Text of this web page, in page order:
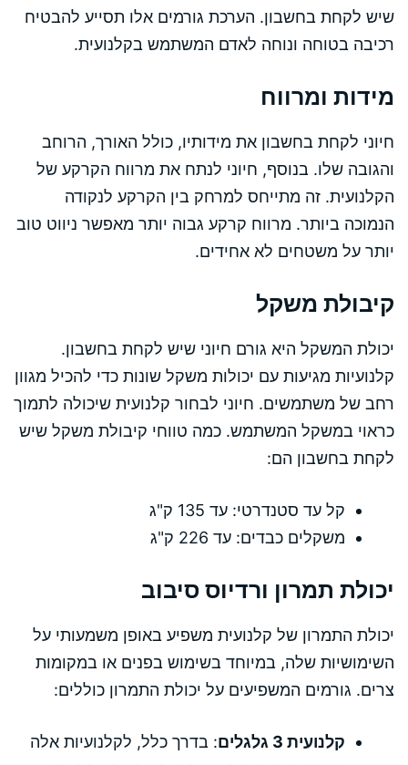
שיש לקחת בחשבון. הערכת גורמים אלו תסייע להבטיח
רכיבה בטוחה ונוחה לאדם המשתמש בקלנועית.
מידות ומרווח
חיוני לקחת בחשבון את מידותיו, כולל האורך, הרוחב
והגובה שלו. בנוסף, חיוני לנתח את מרווח הקרקע של
הקלנועית. זה מתייחס למרחק בין הקרקע לנקודה
הנמוכה ביותר. מרווח קרקע גבוה יותר מאפשר ניווט טוב
יותר על משטחים לא אחידים.
קיבולת משקל
יכולת המשקל היא גורם חיוני שיש לקחת בחשבון.
קלנועיות מגיעות עם יכולות משקל שונות כדי להכיל מגוון
רחב של משתמשים. חיוני לבחור קלנועית שיכולה לתמוך
כראוי במשקל המשתמש. כמה טווחי קיבולת משקל שיש
לקחת בחשבון הם:
קל עד סטנדרטי: עד 135 ק"ג
משקלים כבדים: עד 226 ק"ג
יכולת תמרון ורדיוס סיבוב
יכולת התמרון של קלנועית משפיע באופן משמעותי על
השימושיות שלה, במיוחד בשימוש בפנים או במקומות
צרים. גורמים המשפיעים על יכולת התמרון כוללים:
קלנועית 3 גלגלים
: בדרך כלל, לקלנועיות אלה